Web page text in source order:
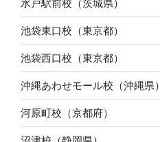
水戸駅前校（茨城県）
池袋東口校（東京都）
池袋西口校（東京都）
沖縄あわせモール校（沖縄県）
河原町校（京都府）